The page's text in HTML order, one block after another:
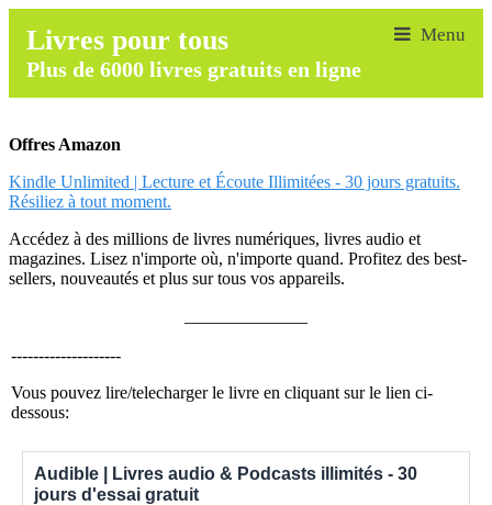
Livres pour tous
Plus de 6000 livres gratuits en ligne
Offres Amazon
Kindle Unlimited | Lecture et Écoute Illimitées - 30 jours gratuits.
Résiliez à tout moment.
Accédez à des millions de livres numériques, livres audio et
magazines. Lisez n'importe où, n'importe quand. Profitez des best-
sellers, nouveautés et plus sur tous vos appareils.
--------------------
Vous pouvez lire/telecharger le livre en cliquant sur le lien ci-
dessous:
Audible | Livres audio & Podcasts illimités - 30
jours d'essai gratuit